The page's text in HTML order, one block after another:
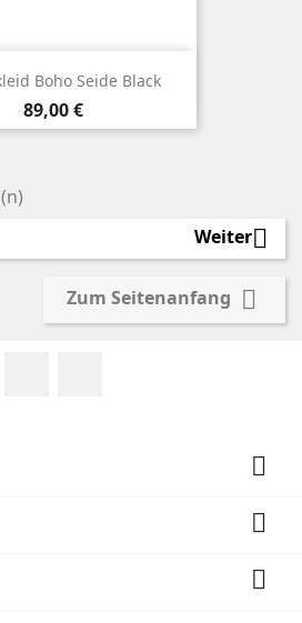
Boho Seide Black
Preis
89,00 €
Weiter
Zum Seitenanfang 


